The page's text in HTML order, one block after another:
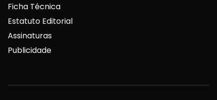
Ficha Técnica
Estatuto Editorial
Assinaturas
Publicidade